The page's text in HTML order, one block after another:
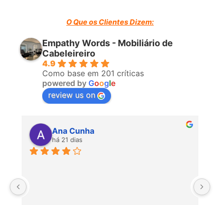
O Que os Clientes Dizem:
Empathy Words - Mobiliário de
Cabeleireiro
4.9
Como base em 201 críticas
powered by Google
review us on
Ana Cunha
há 21 dias